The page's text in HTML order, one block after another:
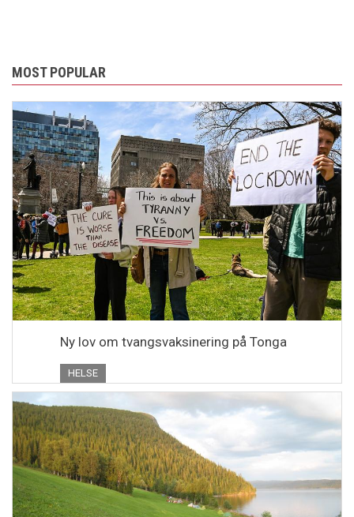
MOST POPULAR
Ny lov om tvangsvaksinering på Tonga
HELSE